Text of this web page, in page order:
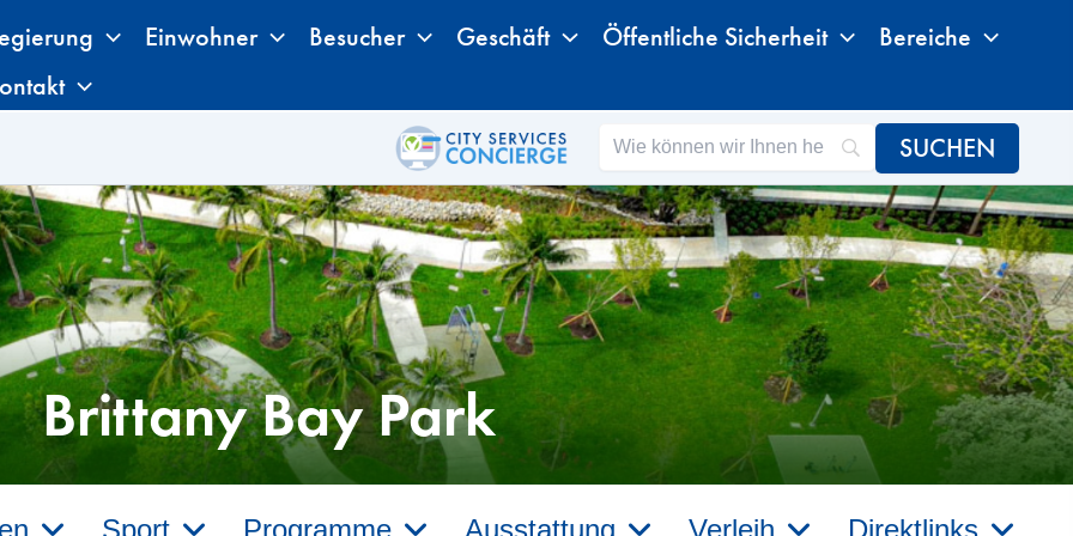
Einwohner Besucher Geschäft Öffentliche Sicherheit
Bereiche
Brittany Bay Park
Sport Programme Ausstattung Verleih Direktlinks